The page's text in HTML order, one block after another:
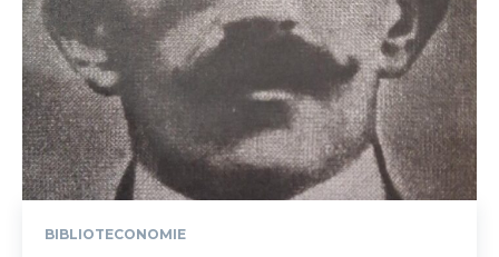
BIBLIOTECONOMIE